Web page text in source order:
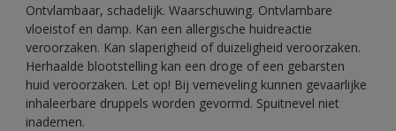
Ontvlambaar, schadelijk. Waarschuwing. Ontvlambare
vloeistof en damp. Kan een allergische huidreactie
veroorzaken. Kan slaperigheid of duizeligheid veroorzaken.
Herhaalde blootstelling kan een droge of een gebarsten
huid veroorzaken. Let op! Bij verneveling kunnen gevaarlijke
inhaleerbare druppels worden gevormd. Spuitnevel niet
inademen.